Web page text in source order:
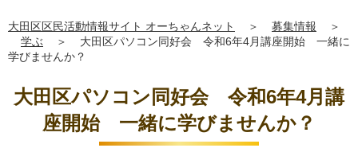
大田区区民活動情報サイト オーちゃんネット ＞ 募集情報
＞
学ぶ
＞
大田区パソコン同好会 令和6年4月講座開始 一緒に
学びませんか？
大田区パソコン同好会 令和6年4月講
座開始 一緒に学びませんか？